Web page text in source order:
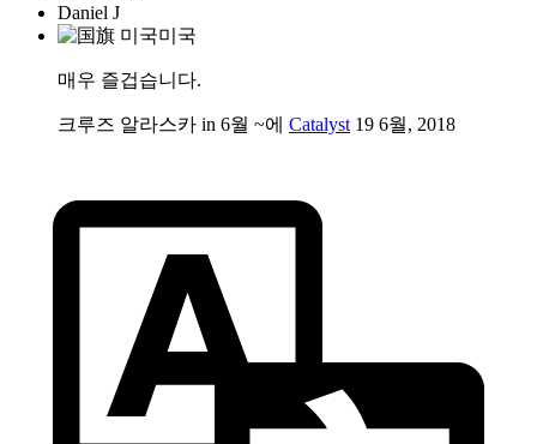
Daniel J
미국
매우 즐겁습니다.
크루즈 알라스카 in 6월 ~에 Catalyst 19 6월, 2018